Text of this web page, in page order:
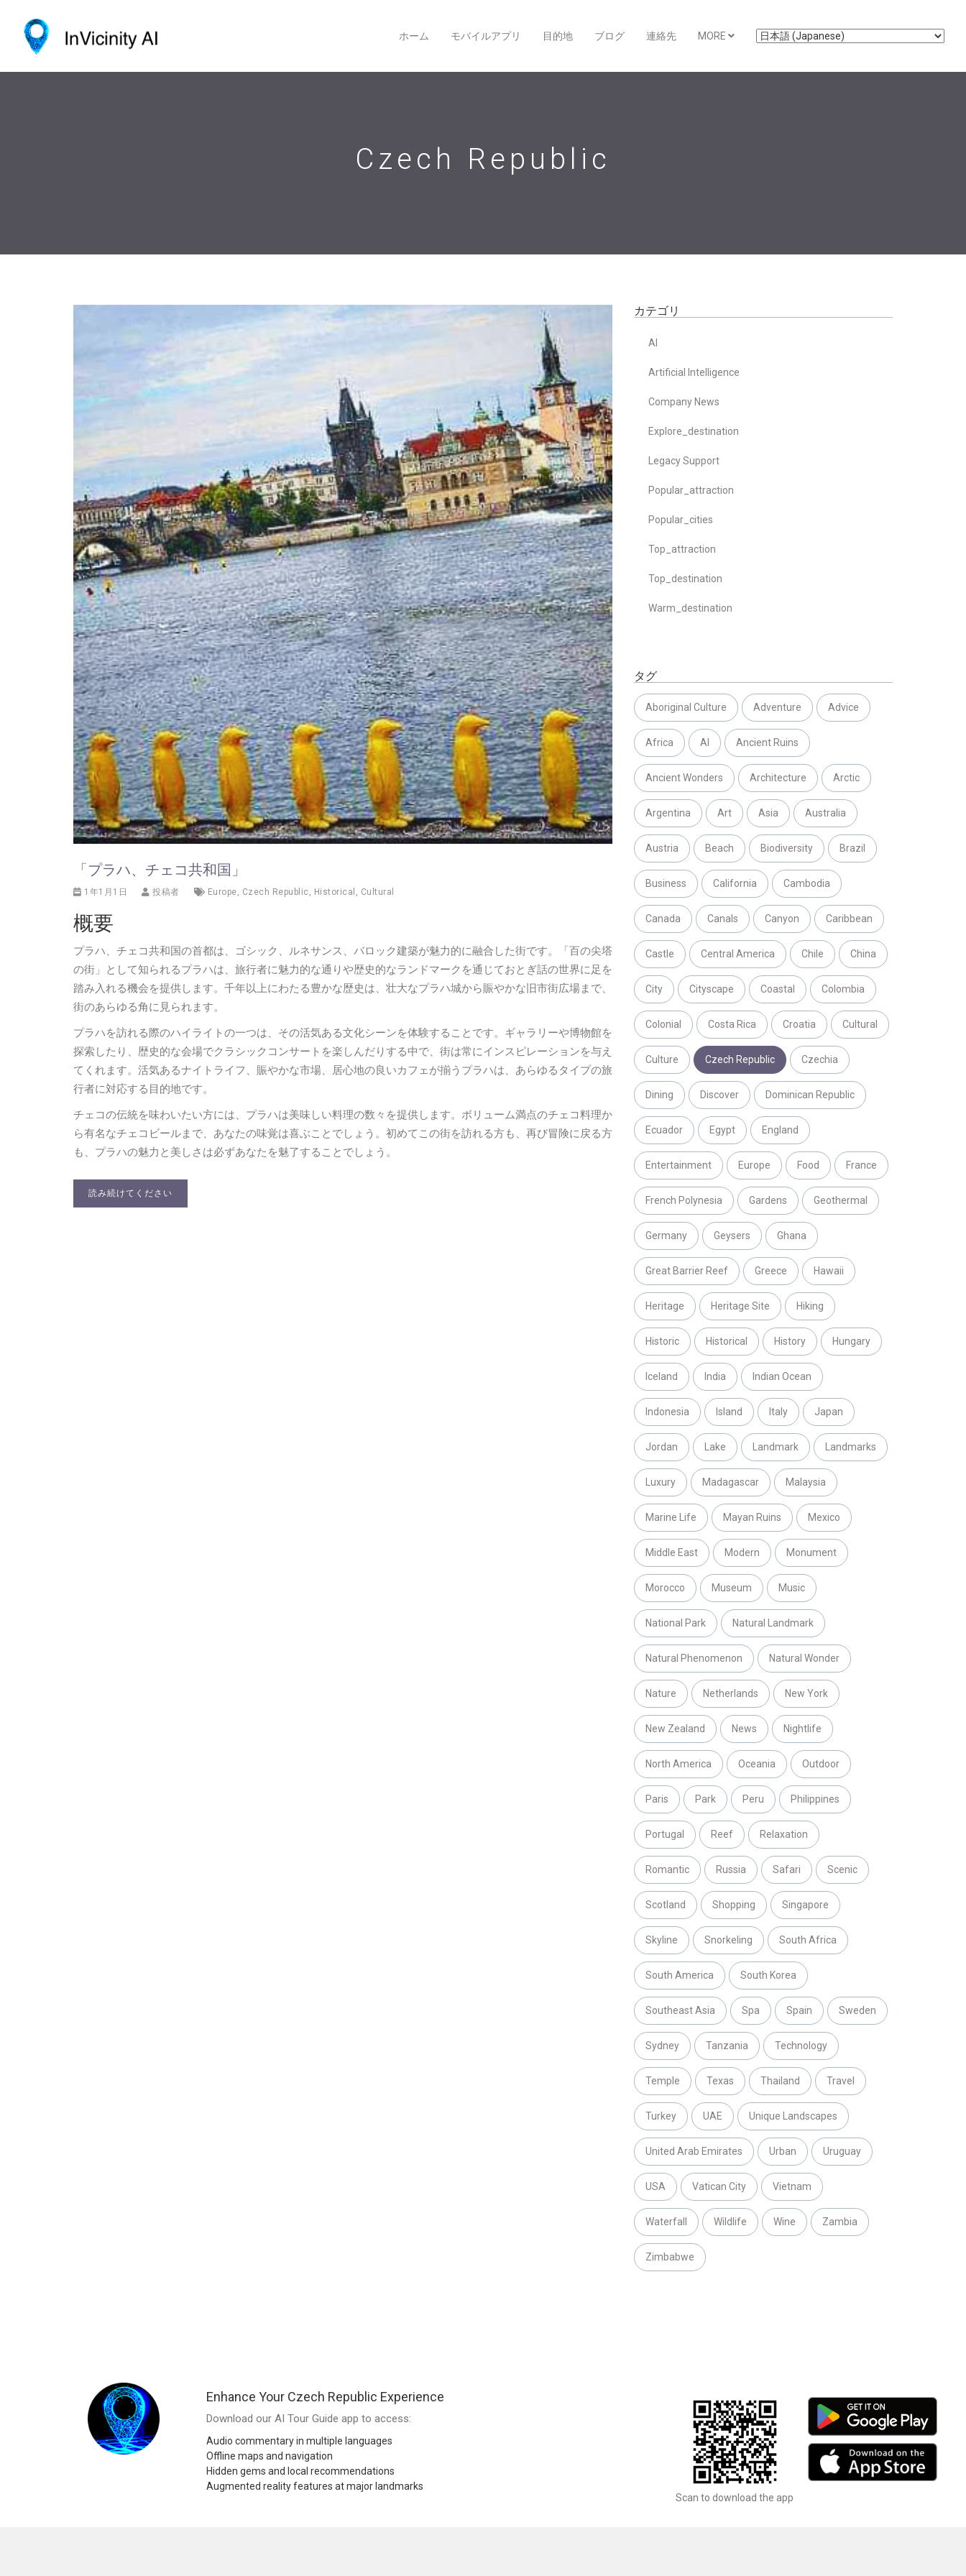
ホーム モバイルアプリ 目的地 ブログ 連絡先 MORE
Czech Republic
「プラハ、チェコ共和国」
1年1月1日 投稿者 Europe, Czech Republic , Historical , Cultural
概要
プラハ、チェコ共和国の首都は、ゴシック、ルネサンス、バロック建築が魅力的に融合した街です。「百の尖塔
の街」として知られるプラハは、旅行者に魅力的な通りや歴史的なランドマークを通じておとぎ話の世界に足を
踏み入れる機会を提供します。千年以上にわたる豊かな歴史は、壮大なプラハ城から賑やかな旧市街広場まで、
街のあらゆる角に見られます。
プラハを訪れる際のハイライトの一つは、その活気ある文化シーンを体験することです。ギャラリーや博物館を
探索したり、歴史的な会場でクラシックコンサートを楽しんだりする中で、街は常にインスピレーションを与え
てくれます。活気あるナイトライフ、賑やかな市場、居心地の良いカフェが揃うプラハは、あらゆるタイプの旅
行者に対応する目的地です。
チェコの伝統を味わいたい方には、プラハは美味しい料理の数々を提供します。ボリューム満点のチェコ料理か
ら有名なチェコビールまで、あなたの味覚は喜ぶことでしょう。初めてこの街を訪れる方も、再び冒険に戻る方
も、プラハの魅力と美しさは必ずあなたを魅了することでしょう。
読み続けてください
カテゴリ
AI
Artificial Intelligence
Company News
Explore_destination
Legacy Support
Popular_attraction
Popular_cities
Top_attraction
Top_destination
Warm_destination
タグ
Aboriginal Culture Adventure Advice
Africa AI Ancient Ruins
Ancient Wonders Architecture Arctic
Argentina Art Asia Australia
Austria Beach Biodiversity Brazil
Business California Cambodia
Canada Canals Canyon Caribbean
Castle Central America Chile China
City Cityscape Coastal Colombia
Colonial Costa Rica Croatia Cultural
Culture Czech Republic Czechia
Dining Discover Dominican Republic
Ecuador Egypt England
Entertainment Europe Food France
French Polynesia Gardens Geothermal
Germany Geysers Ghana
Great Barrier Reef Greece Hawaii
Heritage Heritage Site Hiking
Historic Historical History Hungary
Iceland India Indian Ocean
Indonesia Island Italy Japan
Jordan Lake Landmark Landmarks
Luxury Madagascar Malaysia
Marine Life Mayan Ruins Mexico
Middle East Modern Monument
Morocco Museum Music
National Park Natural Landmark
Natural Phenomenon Natural Wonder
Nature Netherlands New York
New Zealand News Nightlife
North America Oceania Outdoor
Paris Park Peru Philippines
Portugal Reef Relaxation
Romantic Russia Safari Scenic
Scotland Shopping Singapore
Skyline Snorkeling South Africa
South America South Korea
Southeast Asia Spa Spain Sweden
Sydney Tanzania Technology
Temple Texas Thailand Travel
Turkey UAE Unique Landscapes
United Arab Emirates Urban Uruguay
USA Vatican City Vietnam
Waterfall Wildlife Wine Zambia
Zimbabwe
Enhance Your Czech Republic Experience
Download our AI Tour Guide app to access:
Audio commentary in multiple languages
Offline maps and navigation
Hidden gems and local recommendations
Augmented reality features at major landmarks
Scan to download the app